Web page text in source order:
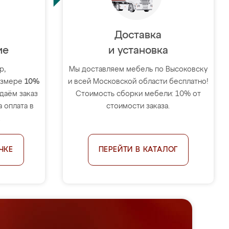
10%
заказ
оплата в
Доставка
и установка
Мы доставляем мебель по Высоковску
и всей Московской области бесплатно!
Стоимость сборки мебели: 10% от
стоимости заказа.
ПЕРЕЙТИ В КАТАЛОГ